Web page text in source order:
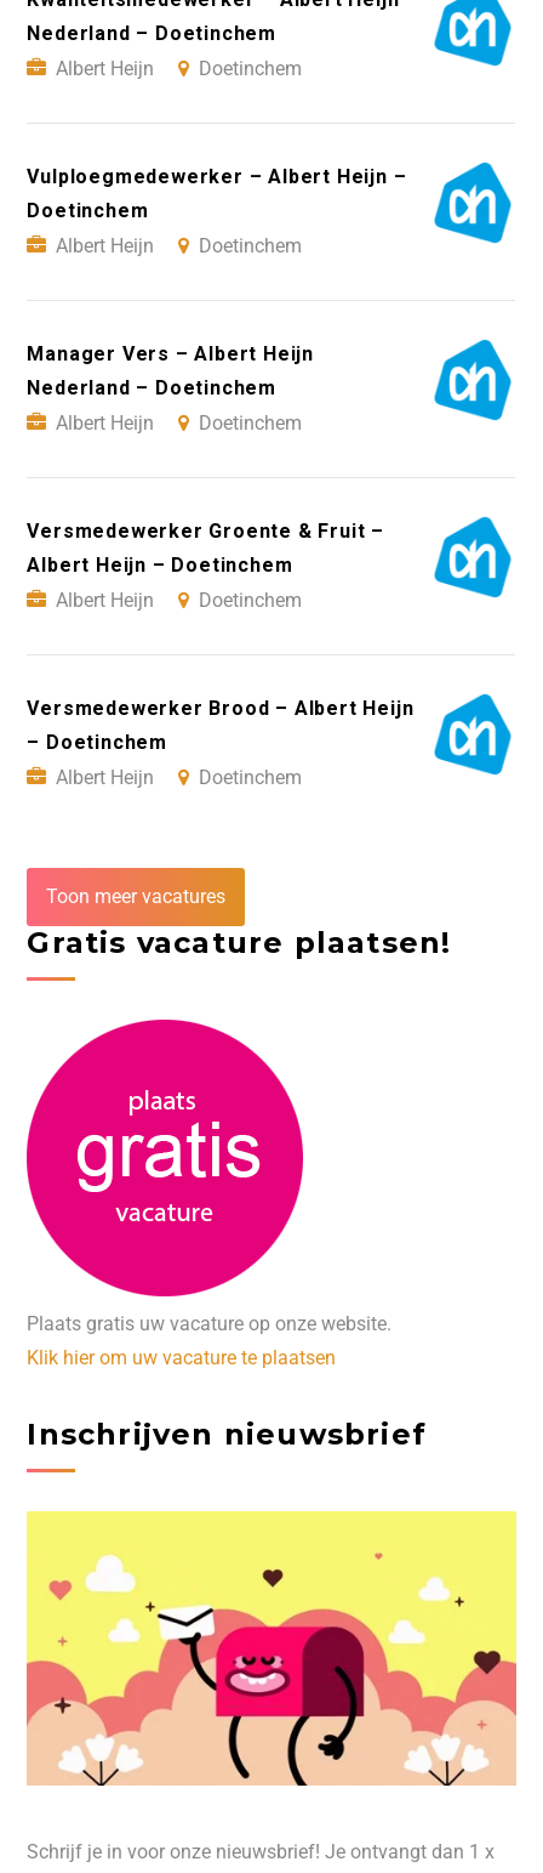
Nederland – Doetinchem
Albert Heijn
Doetinchem
Vulploegmedewerker – Albert Heijn –
Doetinchem
Albert Heijn
Doetinchem
Manager Vers – Albert Heijn
Nederland – Doetinchem
Albert Heijn
Doetinchem
Versmedewerker Groente & Fruit –
Albert Heijn – Doetinchem
Albert Heijn
Doetinchem
Versmedewerker Brood – Albert Heijn
– Doetinchem
Albert Heijn
Doetinchem
Toon meer vacatures
Gratis vacature plaatsen!
Plaats gratis uw vacature op onze website.
Klik hier om uw vacature te plaatsen
Inschrijven nieuwsbrief
Schrijf je in voor onze nieuwsbrief! Je ontvangt dan 1 x